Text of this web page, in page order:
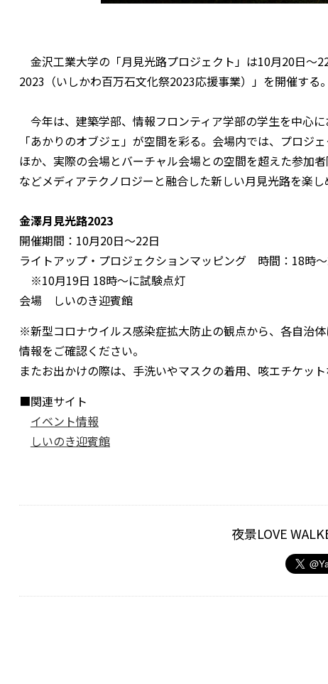
金沢工業大学の「月見光路プロジェクト」は10月20日～
2023（いしかわ百万石文化祭2023応援事業）」を開催する。
今年は、建築学部、情報フロンティア学部の学生を中心
「あかりのオブジェ」が空間を彩る。会場内では、プロジ
ほか、実際の会場とバーチャル会場との空間を超えた参加
などメディアテクノロジーと融合した新しい月見光路を楽し
金澤月見光路2023
開催期間：10月20日～22日
ライトアップ・プロジェクションマッピング 時間：18時
※10月19日 18時～に試験点灯
会場 しいのき迎賓館
※新型コロナウイルス感染症拡大防止の観点から、各自治
情報をご確認ください。
またお出かけの際は、手洗いやマスクの着用、咳エチケッ
■関連サイト
イベント情報
しいのき迎賓館
夜景LOVE